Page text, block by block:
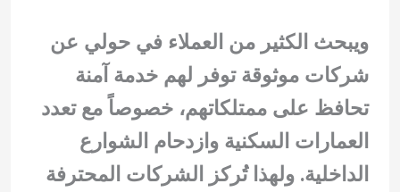
ويبحث الكثير من العملاء في حولي عن
شركات موثوقة توفر لهم خدمة آمنة
تحافظ على ممتلكاتهم، خصوصاً مع تعدد
العمارات السكنية وازدحام الشوارع
الداخلية. ولهذا تُركز الشركات المحترفة